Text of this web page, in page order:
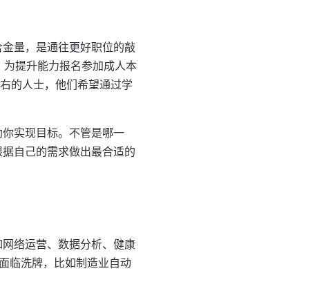
量，是通往更好职位的敲
提升能力报名参加成人本
的人士，他们希望通过学
实现目标。不管是哪一
自己的需求做出最合适的
络运营、数据分析、健康
临洗牌，比如制造业自动